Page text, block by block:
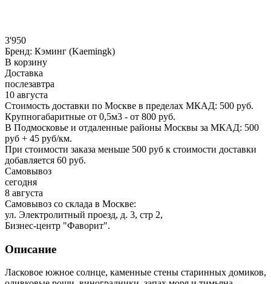
3'950
Бренд: Кэминг (Kaemingk)
В корзину
Доставка
послезавтра
10 августа
Стоимость доставки по Москве в пределах МКАД: 500 руб.
Крупногабаритные от 0,5м3 - от 800 руб.
В Подмосковье и отдаленные районы Москвы за МКАД: 500
руб + 45 руб/км.
При стоимости заказа меньше 500 руб к стоимости доставки
добавляется 60 руб.
Самовывоз
сегодня
8 августа
Самовывоз со склада в Москве:
ул. Электролитный проезд, д. 3, стр 2,
Бизнес-центр "Фаворит".
Описание
Ласковое южное солнце, каменные стены старинных домиков,